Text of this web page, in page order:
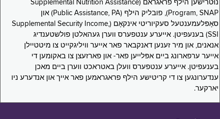
נוּטרישען הילף פראגראם (Supplemental Nutrition Assistance
Program, SNAP), פובליק הילף (Public Assistance, PA) און
סאָפּלעמענטעל סעקיוריטי אינקאָם (Supplemental Security Income,
SSI) בענעפיטן. אייערע ענטפערס ווערן געהאלטן פולשטענדיג
אנאנים, און מיר זענען דאנקבאר פאר אייער וויליגקייט צו מיטטיילן
אייער ערפארונג ביים אפּלייען פאר- און פארזעצן צו באקומען די
בענעפיטן. אייערע ענטפערס וועלן באטראכט ווערן ביים מאכן
ענדערונגען צו די קריטישע הילף פראגראמען פאר אייך און אנדערע ניו
יארקער.